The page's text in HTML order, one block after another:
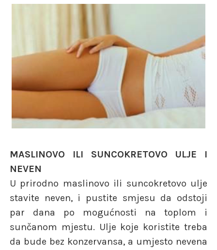
MASLINOVO ILI SUNCOKRETOVO ULJE I
NEVEN
U prirodno maslinovo ili suncokretovo ulje
stavite neven, i pustite smjesu da odstoji
par dana po mogućnosti na toplom i
sunčanom mjestu. Ulje koje koristite treba
da bude bez konzervansa, a umjesto nevena